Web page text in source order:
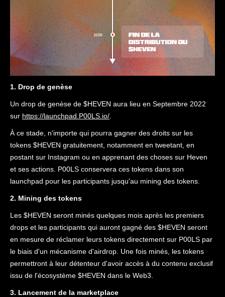
1. Drop de genèse
Un drop de genèse de $HEVEN aura lieu en Septembre 2022
sur https://launchpad.P00LS.io/
À ce stade, n'importe qui pourra gagner des droits sur les
tokens $HEVEN gratuitement, notamment en tweetant, en
postant sur Instagram ou en apprenant des choses sur Heven
et ses actions. P00LS conservera ces tokens dans son
launchpad pour les participants jusqu'au mining des tokens.
2. Mining des tokens
Les $HEVEN seront minés quelques mois après les premiers
drops et les participants qui auront gagné des $HEVEN seront
en mesure de réclamer leurs tokens directement sur P00LS par
le biais d'un mécanisme d'airdrop. Une fois minés, les tokens
permettront à leur détenteur d'avoir accès à du contenu exclusif
issu de l'écosystème $HEVEN dans le Web3.
3. Lancement de la marketplace